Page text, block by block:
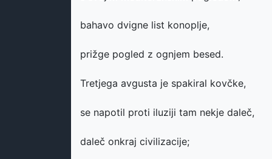
bahavo dvigne list konoplje,
prižge pogled z ognjem besed.
Tretjega avgusta je spakiral kovčke,
se napotil proti iluziji tam nekje daleč,
daleč onkraj civilizacije;